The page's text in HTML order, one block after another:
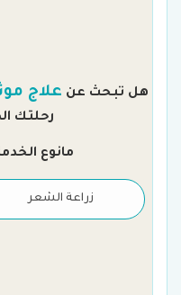
هل تبحث عن علاج
رحلتك
مانوع
زراعة الشعر